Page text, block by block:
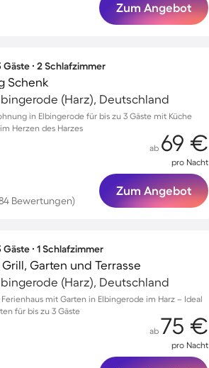
Zum Angebot
Gäste ∙ 2 Schlafzimmer
Schenk
(Harz), Deutschland
in Elbingerode für bis zu 3 Gäste mit Küche
Herzen des Harzes
Bewertungen)
ab 69 €
pro Nacht
Zum Angebot
∙ 1 Schlafzimmer
Garten und Terrasse
(Harz), Deutschland
mit Garten in Elbingerode im Harz – Ideal
für bis zu 3 Gäste
ab 75 €
pro Nacht